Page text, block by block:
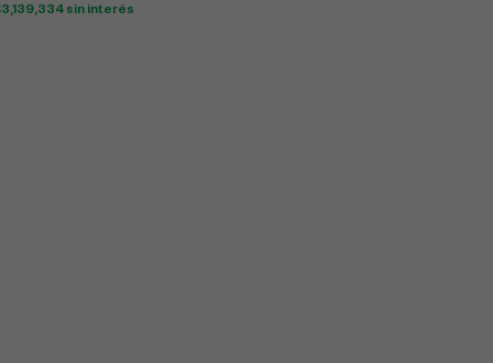
3,139,334 sin interés